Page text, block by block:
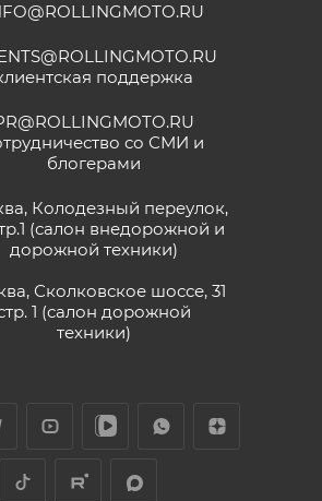
поддержка
со СМИ и
блогерами
Колодезный переулок,
(салон внедорожной и
дорожной техники)
Сколковское шоссе, 31
1 (салон дорожной
техники)